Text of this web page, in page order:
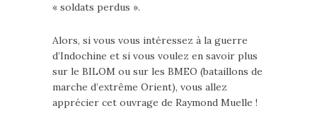
« soldats perdus ».
Alors, si vous vous intéressez à la guerre
d’Indochine et si vous voulez en savoir plus
sur le BILOM ou sur les BMEO (bataillons de
marche d’extrême Orient), vous allez
apprécier cet ouvrage de Raymond Muelle !